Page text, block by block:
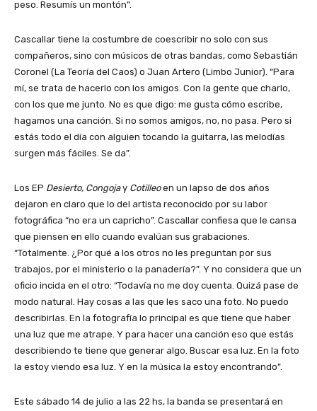
peso. Resumís un montón”.
Cascallar tiene la costumbre de coescribir no solo con sus
compañeros, sino con músicos de otras bandas, como Sebastián
Coronel (La Teoría del Caos) o Juan Artero (Limbo Junior). “Para
mí, se trata de hacerlo con los amigos. Con la gente que charlo,
con los que me junto. No es que digo: me gusta cómo escribe,
hagamos una canción. Si no somos amigos, no, no pasa. Pero si
estás todo el día con alguien tocando la guitarra, las melodías
surgen más fáciles. Se da”.
Los EP Desierto, Congojay Cotilleoen un lapso de dos años
dejaron en claro que lo del artista reconocido por su labor
fotográfica “no era un capricho”. Cascallar confiesa que le cansa
que piensen en ello cuando evalúan sus grabaciones.
“Totalmente. ¿Por qué a los otros no les preguntan por sus
trabajos, por el ministerio o la panadería?”. Y no considera que un
oficio incida en el otro: “Todavía no me doy cuenta. Quizá pase de
modo natural. Hay cosas a las que les saco una foto. No puedo
describirlas. En la fotografía lo principal es que tiene que haber
una luz que me atrape. Y para hacer una canción eso que estás
describiendo te tiene que generar algo. Buscar esa luz. En la foto
la estoy viendo esa luz. Y en la música la estoy encontrando”.
Este sábado 14 de julio a las 22 hs, la banda se presentará en